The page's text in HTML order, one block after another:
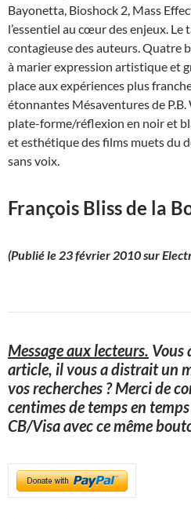
Bayonetta, Bioshock 2, Mass
l’essentiel au cœur des enjeux. Le
contagieuse des auteurs. Quatre
à marier expression artistique et
place aux expériences plus
étonnantes Mésaventures de
plate-forme/réflexion en noir et
et esthétique des films muets du
sans voix.
François Bliss de la
(Publié le 23 février 2010 sur
Message aux lecteurs. Vous
article, il vous a distrait un
vos recherches ? Merci de
centimes de temps en
CB/Visa avec ce même